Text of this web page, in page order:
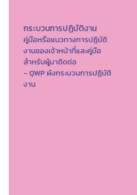
กระบวนการปฏิบัติงาน
คู่มือหรือแนวทางการปฏิบัติ
งานของเจ้าหน้าที่และคู่มือ
สำหรับผู้มาติดต่อ
- QWP ผังกระบวนการปฏิบัติ
งาน